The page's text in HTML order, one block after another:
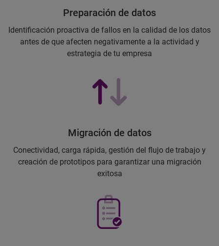
Preparación de datos
Identificación proactiva de fallos en la calidad de los datos
antes de que afecten negativamente a la actividad y
estrategia de tu empresa
Migración de datos
Conectividad, carga rápida, gestión del flujo de trabajo y
creación de prototipos para garantizar una migración
exitosa